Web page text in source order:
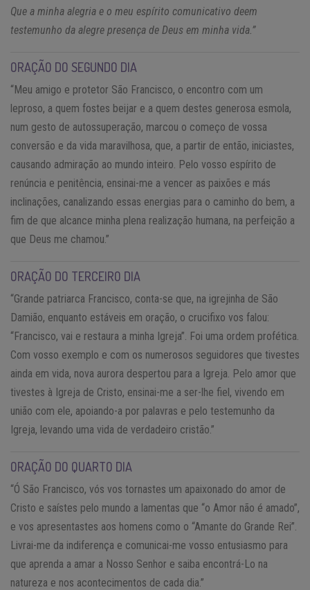
Que a minha alegria e o meu espírito comunicativo deem
testemunho da alegre presença de Deus em minha vida.”
ORAÇÃO DO SEGUNDO DIA
“Meu amigo e protetor São Francisco, o encontro com um
leproso, a quem fostes beijar e a quem destes generosa esmola,
num gesto de autossuperação, marcou o começo de vossa
conversão e da vida maravilhosa, que, a partir de então, iniciastes,
causando admiração ao mundo inteiro. Pelo vosso espírito de
renúncia e penitência, ensinai-me a vencer as paixões e más
inclinações, canalizando essas energias para o caminho do bem, a
fim de que alcance minha plena realização humana, na perfeição a
que Deus me chamou.”
ORAÇÃO DO TERCEIRO DIA
“Grande patriarca Francisco, conta-se que, na igrejinha de São
Damião, enquanto estáveis em oração, o crucifixo vos falou:
“Francisco, vai e restaura a minha Igreja”. Foi uma ordem profética.
Com vosso exemplo e com os numerosos seguidores que tivestes
ainda em vida, nova aurora despertou para a Igreja. Pelo amor que
tivestes à Igreja de Cristo, ensinai-me a ser-lhe fiel, vivendo em
união com ele, apoiando-a por palavras e pelo testemunho da
Igreja, levando uma vida de verdadeiro cristão.”
ORAÇÃO DO QUARTO DIA
“Ó São Francisco, vós vos tornastes um apaixonado do amor de
Cristo e saístes pelo mundo a lamentas que “o Amor não é amado”,
e vos apresentastes aos homens como o “Amante do Grande Rei”.
Livrai-me da indiferença e comunicai-me vosso entusiasmo para
que aprenda a amar a Nosso Senhor e saiba encontrá-Lo na
natureza e nos acontecimentos de cada dia.”